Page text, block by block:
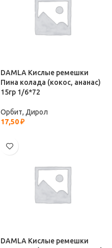
DAMLA Кислые ремешки
Пина колада (кокос, ананас)
15гр 1/6*72
Орбит, Дирол
17,50₽
DAMLA Кислые ремешки